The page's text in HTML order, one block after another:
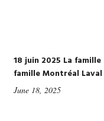
18 juin 2025 La
famille Montréal
June 18, 2025